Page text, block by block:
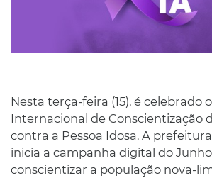
Nesta terça-feira (15), é celebrado
Internacional de Conscientização
contra a Pessoa Idosa. A
inicia a campanha digital do
conscientizar a população nova-